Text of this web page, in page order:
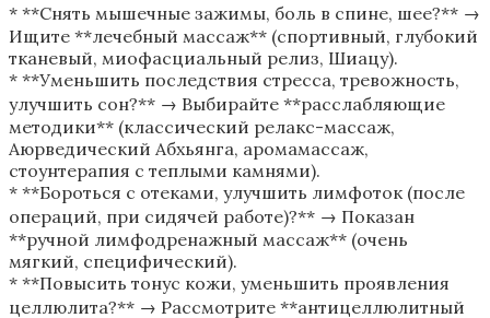
* **Снять мышечные зажимы, боль в спине, шее?** →
Ищите **лечебный массаж** (спортивный, глубокий
тканевый, миофасциальный релиз, Шиацу).
* **Уменьшить последствия стресса, тревожность,
улучшить сон?** → Выбирайте **расслабляющие
методики** (классический релакс-массаж,
Аюрведический Абхьянга, аромамассаж,
стоунтерапия с теплыми камнями).
* **Бороться с отеками, улучшить лимфоток (после
операций, при сидячей работе)?** → Показан
**ручной лимфодренажный массаж** (очень
мягкий, специфический).
* **Повысить тонус кожи, уменьшить проявления
целлюлита?** → Рассмотрите **антицеллюлитный